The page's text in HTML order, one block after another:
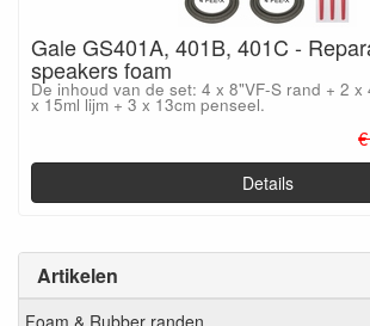
Artikelen
Foam & Rubber randen
Gale GS401A, 401B, 401C -
speakers foam
De inhoud van de set: 4 x 8"VF-S rand + 2 x
x 15ml lijm + 3 x 13cm penseel.
Details